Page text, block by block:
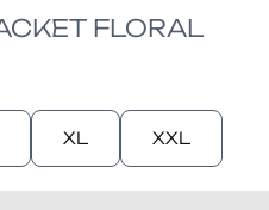
FLORAL
XL XXL